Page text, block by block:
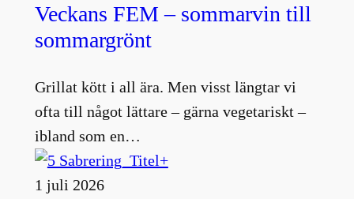
Veckans FEM – sommarvin till
sommargrönt
Grillat kött i all ära. Men visst längtar vi
ofta till något lättare – gärna vegetariskt –
ibland som en…
1 juli 2026